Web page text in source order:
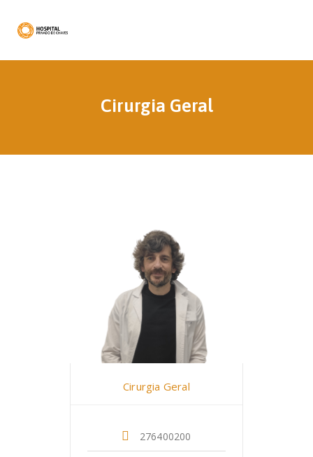
Cirurgia Geral
Cirurgia Geral
276400200